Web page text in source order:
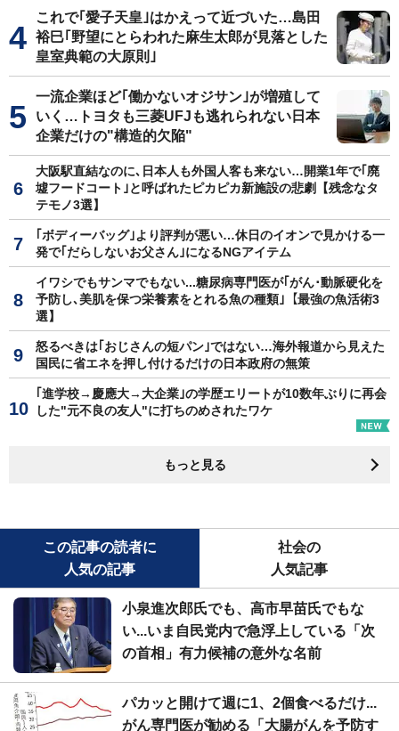
これで｢愛子天皇｣はかえって近づいた…島田
裕巳｢野望にとらわれた麻生太郎が見落とした
皇室典範の大原則｣
一流企業ほど｢働かないオジサン｣が増殖して
いく…トヨタも三菱UFJも逃れられない日本
企業だけの"構造的欠陥"
大阪駅直結なのに､日本人も外国人客も来ない…開業1年で｢廃
墟フードコート｣と呼ばれたピカピカ新施設の悲劇【残念なタ
テモノ3選】
｢ボディーバッグ｣より評判が悪い…休日のイオンで見かける一
発で｢だらしないお父さん｣になるNGアイテム
イワシでもサンマでもない...糖尿病専門医が｢がん･動脈硬化を
予防し､美肌を保つ栄養素をとれる魚の種類｣【最強の魚活術3
選】
怒るべきは｢おじさんの短パン｣ではない…海外報道から見えた
国民に省エネを押し付けるだけの日本政府の無策
｢進学校→慶應大→大企業｣の学歴エリートが10数年ぶりに再会
した"元不良の友人"に打ちのめされたワケ
もっと見る
この記事の読者に
人気の記事
社会の
人気記事
小泉進次郎氏でも、高市早苗氏でもな
い...いま自民党内で急浮上している「次
の首相」有力候補の意外な名前
パカッと開けて週に1、2個食べるだけ...
がん専門医が勧める「大腸がんを予防す